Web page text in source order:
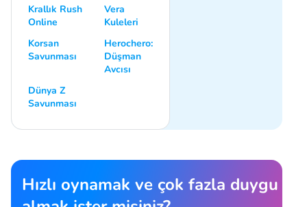
Krallık Rush
Online
Vera
Kuleleri
Korsan
Savunması
Herochero:
Düşman
Avcısı
Dünya Z
Savunması
Hızlı oynamak ve çok fazla duygu